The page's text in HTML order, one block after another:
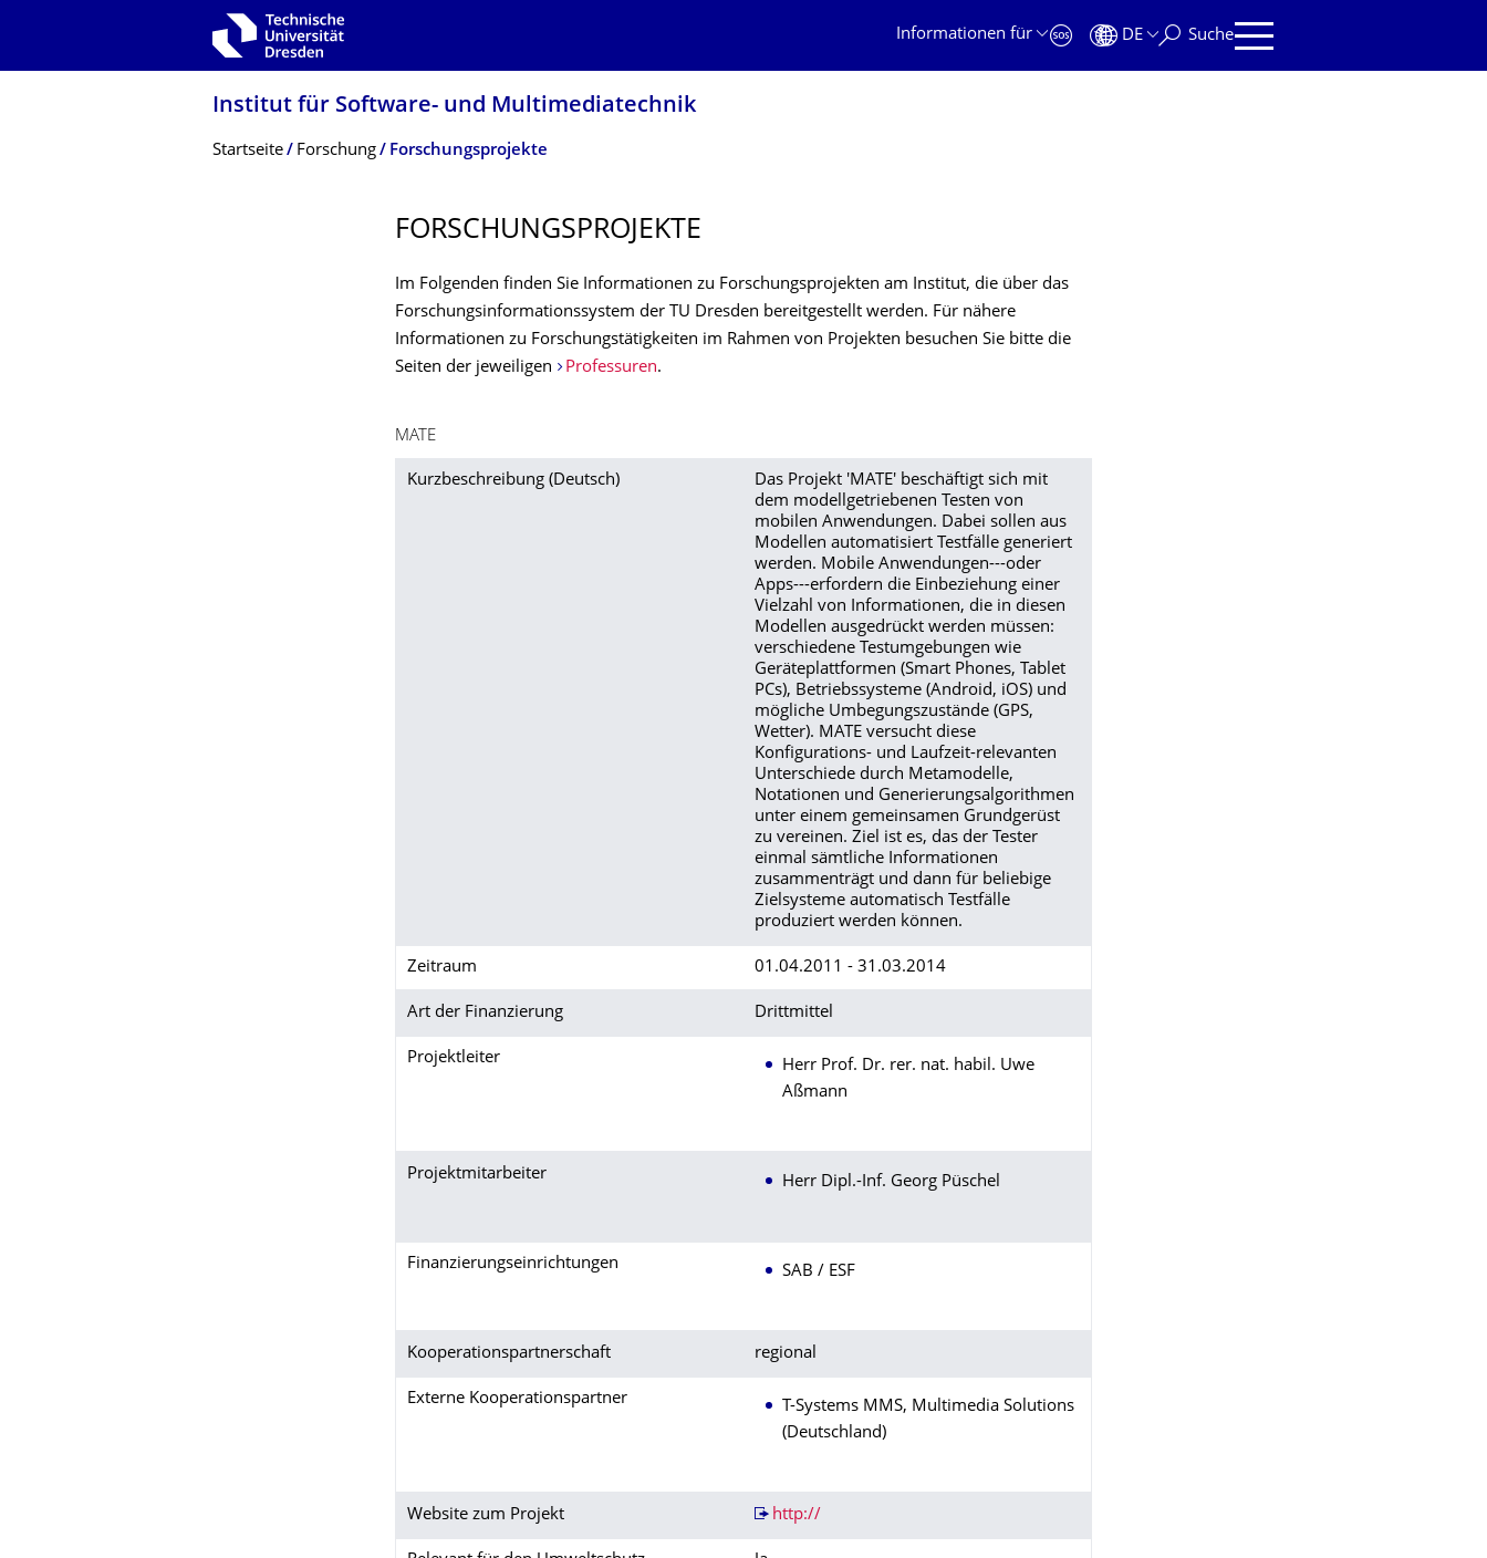
Zur Hauptnavigation springen
Informationen für
DE Suche
Institut für Software- und Multimediatechnik
Breadcrumb-Menü
Startseite Forschung Forschungsprojekte
FORSCHUNGSPRO­JEKTE
Im Folgenden finden Sie Informationen zu Forschungsprojekten am Institut, die über das
Forschungsinformationssystem der TU Dresden bereitgestellt werden. Für nähere
Informationen zu Forschungstätigkeiten im Rahmen von Projekten besuchen Sie bitte die
Seiten der jeweiligen
Professuren.
MATE
Kurzbeschreibung (Deutsch)
Das Projekt 'MATE' beschäftigt sich mit
dem modellgetriebenen Testen von
mobilen Anwendungen. Dabei sollen aus
Modellen automatisiert Testfälle generiert
werden. Mobile Anwendungen---oder
Apps---erfordern die Einbeziehung einer
Vielzahl von Informationen, die in diesen
Modellen ausgedrückt werden müssen:
verschiedene Testumgebungen wie
Geräteplattformen (Smart Phones, Tablet
PCs), Betriebssysteme (Android, iOS) und
mögliche Umbegungszustände (GPS,
Wetter). MATE versucht diese
Konfigurations- und Laufzeit-relevanten
Unterschiede durch Metamodelle,
Notationen und Generierungsalgorithmen
unter einem gemeinsamen Grundgerüst
zu vereinen. Ziel ist es, das der Tester
einmal sämtliche Informationen
zusammenträgt und dann für beliebige
Zielsysteme automatisch Testfälle
produziert werden können.
Zeitraum 01.04.2011 - 31.03.2014
Art der Finanzierung Drittmittel
Projektleiter
Herr Prof. Dr. rer. nat. habil. Uwe
Aßmann
Projektmitarbeiter Herr Dipl.-Inf. Georg Püschel
Finanzierungseinrichtungen SAB / ESF
Kooperationspartnerschaft regional
Externe Kooperationspartner
T-Systems MMS, Multimedia Solutions
(Deutschland)
Website zum Projekt http://